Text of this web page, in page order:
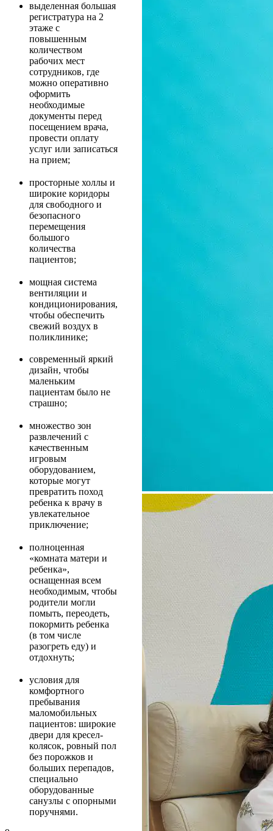
выделенная большая
регистратура на 2
этаже с
повышенным
количеством
рабочих мест
сотрудников, где
можно оперативно
оформить
необходимые
документы перед
посещением врача,
провести оплату
услуг или записаться
на прием;
просторные холлы и
широкие коридоры
для свободного и
безопасного
перемещения
большого
количества
пациентов;
мощная система
вентиляции и
кондиционирования,
чтобы обеспечить
свежий воздух в
поликлинике;
современный яркий
дизайн, чтобы
маленьким
пациентам было не
страшно;
множество зон
развлечений с
качественным
игровым
оборудованием,
которые могут
превратить поход
ребенка к врачу в
увлекательное
приключение;
полноценная
«комната матери и
ребенка»,
оснащенная всем
необходимым, чтобы
родители могли
помыть, переодеть,
покормить ребенка
(в том числе
разогреть еду) и
отдохнуть;
условия для
комфортного
пребывания
маломобильных
пациентов: широкие
двери для кресел-
колясок, ровный пол
без порожков и
больших перепадов,
специально
оборудованные
санузлы с опорными
поручнями.